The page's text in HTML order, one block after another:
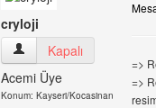
cryloji
cryloji Kullanıcının
Kapalı
Acemi Üye
Konum: Kayseri/Kocasinan
=>
=>